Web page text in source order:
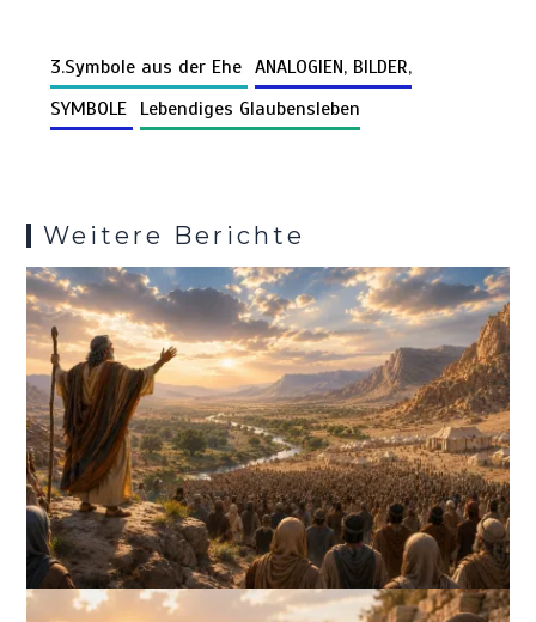
n
k
o
o
t
A
p
r
t
g
Pr
es
n
3.Symbole aus der Ehe ANALOGIEN, BILDER,
SYMBOLE Lebendiges Glaubensleben
Weitere Berichte